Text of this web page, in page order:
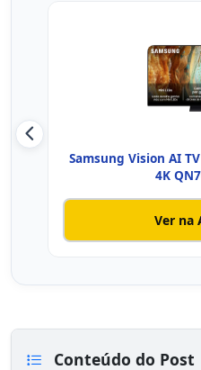
Samsung Vision AI
4K
Ver na
Conteúdo do Post